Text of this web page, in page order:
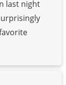
last night